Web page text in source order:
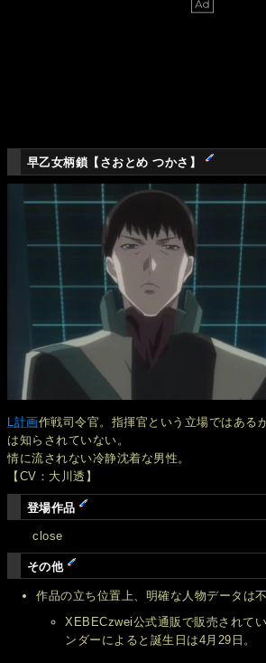
早乙女柄鎖【さおとめ つかさ】
L計画作戦司令官。指揮官という立場ではある
は知らされていない。
情に流されない冷静沈着な男性。
【CV：大川透】
登場作品
close
その他
作品の立ち位置上、明確な人物データは不
XEBECzwei公式通販で販売されて
ンダーによると誕生日は4月29日。